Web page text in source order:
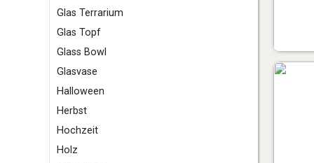
Glas Terrarium
Glas Topf
Glass Bowl
Glasvase
Halloween
Herbst
Hochzeit
Holz